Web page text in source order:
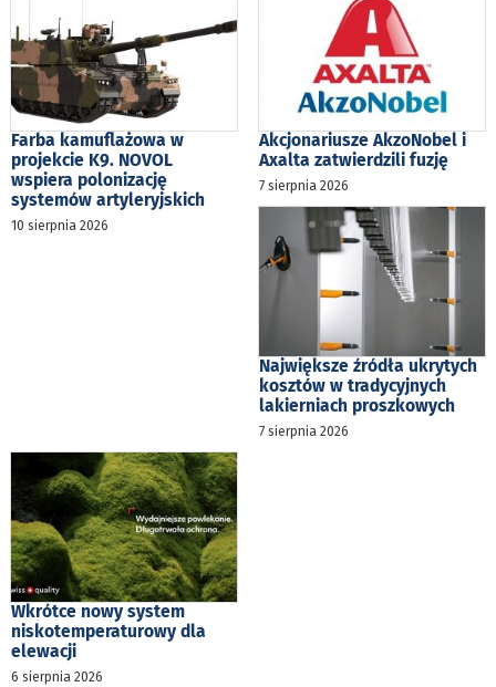
Farba kamuflażowa w
projekcie K9. NOVOL
wspiera polonizację
systemów artyleryjskich
10 sierpnia 2026
Akcjonariusze AkzoNobel i
Axalta zatwierdzili fuzję
7 sierpnia 2026
Największe źródła ukrytych
kosztów w tradycyjnych
lakierniach proszkowych
7 sierpnia 2026
Wkrótce nowy system
niskotemperaturowy dla
elewacji
6 sierpnia 2026